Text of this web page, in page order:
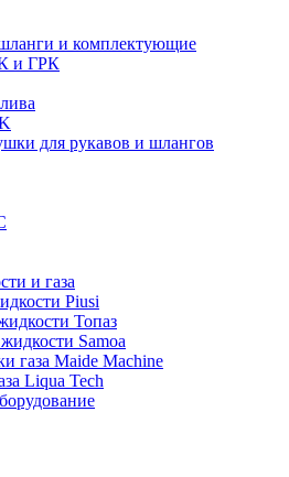
и комплектующие
и ГРК
для рукавов и шлангов
и газа
Piusi
Топаз
Samoa
газа Maide Machine
Liqua Tech